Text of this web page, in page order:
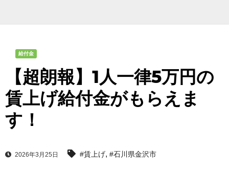
給付金
【超朗報】1人一律5万円の
賃上げ給付金がもらえま
す！
2026年3月25日 #賃上げ, #石川県金沢市